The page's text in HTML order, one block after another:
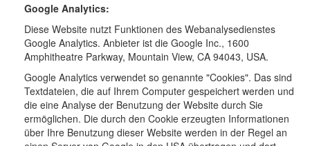
Google Analytics:
Diese Website nutzt Funktionen des Webanalysedienstes
Google Analytics. Anbieter ist die Google Inc., 1600
Amphitheatre Parkway, Mountain View, CA 94043, USA.
Google Analytics verwendet so genannte "Cookies". Das sind
Textdateien, die auf Ihrem Computer gespeichert werden und
die eine Analyse der Benutzung der Website durch Sie
ermöglichen. Die durch den Cookie erzeugten Informationen
über Ihre Benutzung dieser Website werden in der Regel an